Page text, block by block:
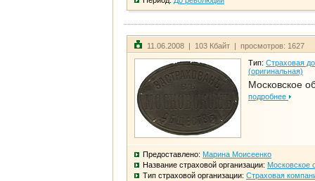
11.06.2008 | 103 Кбайт | просмотров: 1627
Тип: Страховая
(оригинальная)
Московское
подробнее
Предоставлено: Марина Моисеенко
Название страховой организации: Московское
Тип страховой организации: Страховая